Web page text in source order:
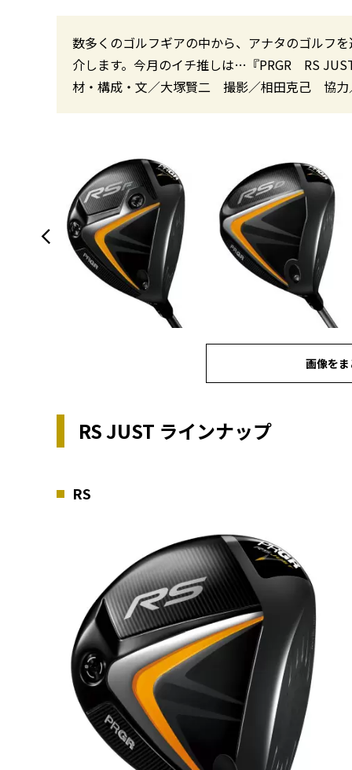
数多くのゴルフギアの中から、アナタのゴルフ
介します。今月のイチ推しは…『PRGR RS
材・構成・文／大塚賢二 撮影／相田克己 協力
画像を
RS JUST ラインナップ
RS